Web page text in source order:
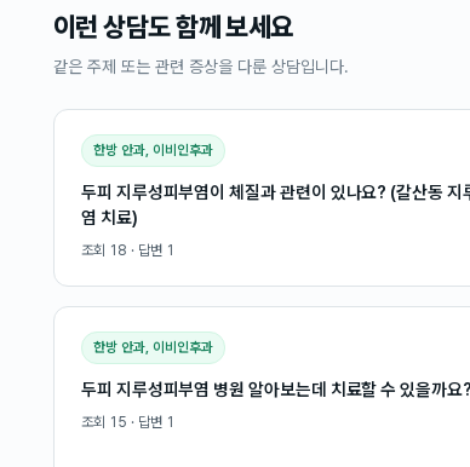
이런 상담도 함께 보세요
같은 주제 또는 관련 증상을 다룬 상담입니다.
한방 안과, 이비인후과
두피 지루성피부염이 체질과 관련이 있나요? (갈산동 지
염 치료)
조회 18 · 답변 1
한방 안과, 이비인후과
두피 지루성피부염 병원 알아보는데 치료할 수 있을까요?
조회 15 · 답변 1